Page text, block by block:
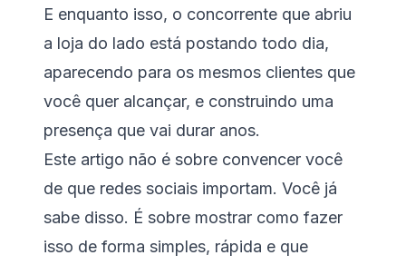
E enquanto isso, o concorrente que abriu
a loja do lado está postando todo dia,
aparecendo para os mesmos clientes que
você quer alcançar, e construindo uma
presença que vai durar anos.
Este artigo não é sobre convencer você
de que redes sociais importam. Você já
sabe disso. É sobre mostrar como fazer
isso de forma simples, rápida e que